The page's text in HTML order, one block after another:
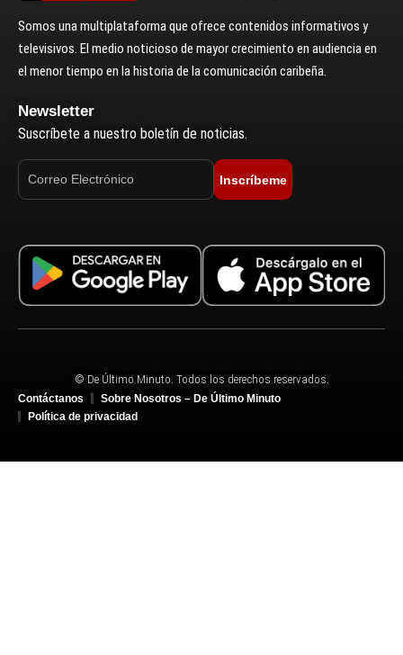
Somos una multiplataforma que ofrece contenidos informativos y
televisivos. El medio noticioso de mayor crecimiento en audiencia en
el menor tiempo en la historia de la comunicación caribeña.
Newsletter
Suscríbete a nuestro boletín de noticias.
Inscríbeme
© De Último Minuto. Todos los derechos reservados.
Contáctanos
Sobre Nosotros – De Último Minuto
Política de privacidad